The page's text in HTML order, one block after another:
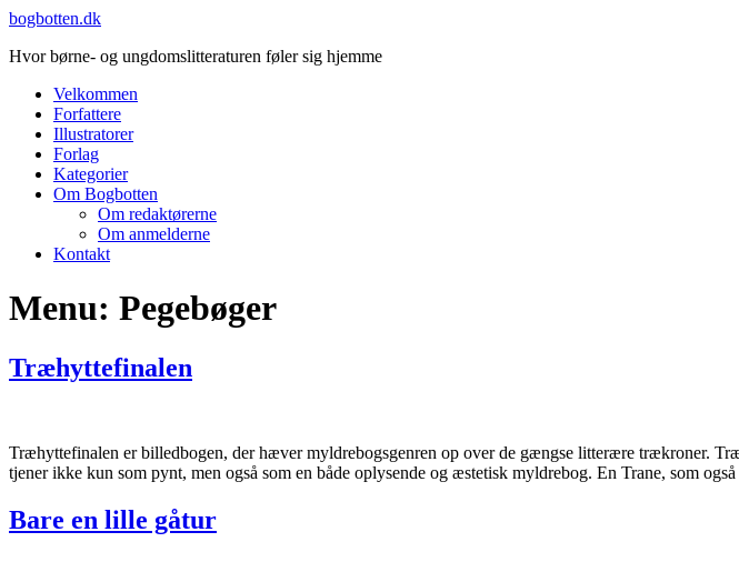
Videre
indhold
bogbotten.dk
Hvor børne- og ungdomslitteraturen føler sig hjemme
Velkommen
Forfattere
Illustratorer
Forlag
Kategorier
Om Bogbotten
Om redaktørerne
Om anmelderne
Kontakt
Menu: Pegebøger
Træhyttefinalen
Træhyttefinalen er billedbogen, der hæver myldrebogsgenren op over de gængse litterære trækroner.
tjener ikke kun som pynt, men også som en både oplysende og æstetisk myldrebog. En Trane, som
Bare en lille gåtur